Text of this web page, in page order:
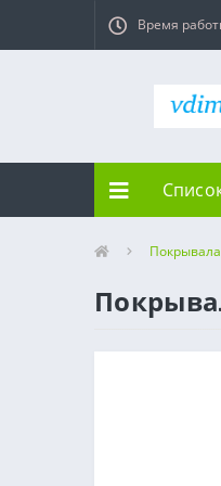
Время